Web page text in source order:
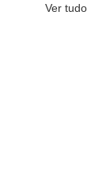
Ver tudo